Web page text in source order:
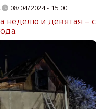
08/04/2024 - 15:00
неделю и девятая – с